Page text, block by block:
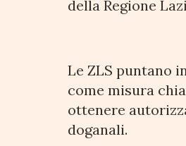
della Regione
Le ZLS puntano
come misura
ottenere
doganali.